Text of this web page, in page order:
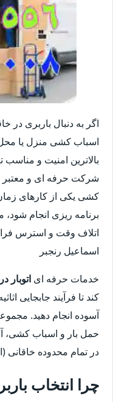
اگر به دنبال باربری در
اسباب کشی منزل یا محل
بالاترین امنیت و مناسب
شرکت حرفه ای و معتبر
کشی یکی از کارهای
برنامه ریزی انجام
اسماعیل رنجبر
خدمات حرفه ای اتوبار
کند تا فرآیند جابجایی
آسوده انجام دهید.
حمل بار و اسباب کشی،
در تمام محدوده
چرا انتخاب